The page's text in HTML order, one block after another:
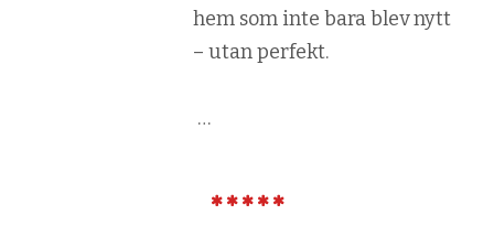
hem som inte bara blev nytt
– utan perfekt.
…